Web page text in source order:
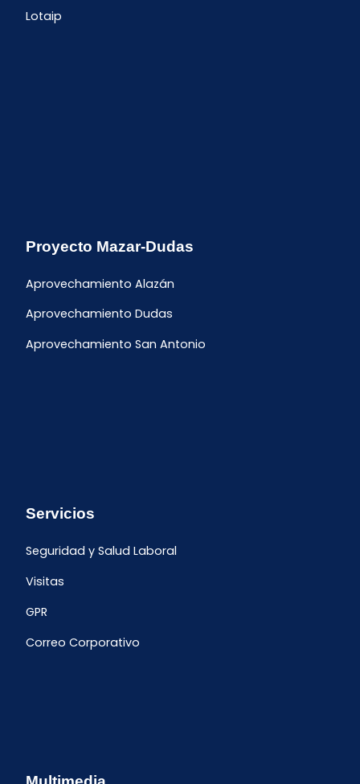
Lotaip
Proyecto Mazar-Dudas
Aprovechamiento Alazán
Aprovechamiento Dudas
Aprovechamiento San Antonio
Servicios
Seguridad y Salud Laboral
Visitas
GPR
Correo Corporativo